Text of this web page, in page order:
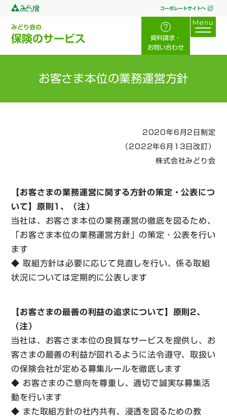
コーポレートサイトへ
みどり会の
保険のサービス
資料請求・
お問い合わせ
お客さま本位の業務運営方針
2020年6月2日制定
（2022年6月13日改訂）
株式会社みどり会
【お客さまの業務運営に関する方針の策定・公表につ
いて】原則1、（注）
当社は、お客さま本位の業務運営の徹底を図るため、
「お客さま本位の業務運営方針」の策定・公表を行い
ます
◆ 取組方針は必要に応じて見直しを行い、係る取組
状況については定期的に公表します
【お客さまの最善の利益の追求について】原則2、
（注）
当社は、お客さま本位の良質なサービスを提供し、お
客さまの最善の利益が図れるように法令遵守、取扱い
の保険会社が定める募集ルールを徹底します
◆ お客さまのご意向を尊重し、適切で誠実な募集活
動を行います
◆ また取組方針の社内共有、浸透を図るための教